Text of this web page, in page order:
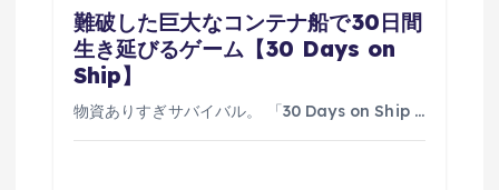
難破した巨大なコンテナ船で30日間
生き延びるゲーム【30 Days on
Ship】
物資ありすぎサバイバル。 「30 Days on Ship …